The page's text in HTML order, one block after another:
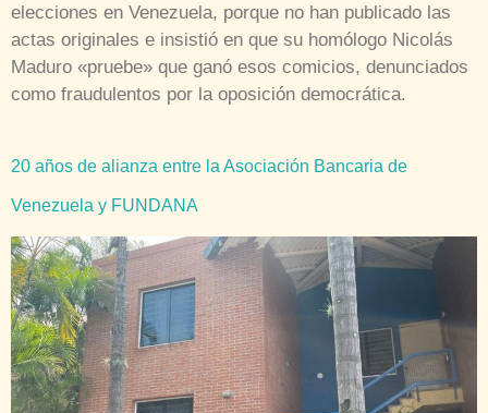
elecciones en Venezuela, porque no han publicado las
actas originales e insistió en que su homólogo Nicolás
Maduro «pruebe» que ganó esos comicios, denunciados
como fraudulentos por la oposición democrática.
20 años de alianza entre la Asociación Bancaria de
Venezuela y FUNDANA